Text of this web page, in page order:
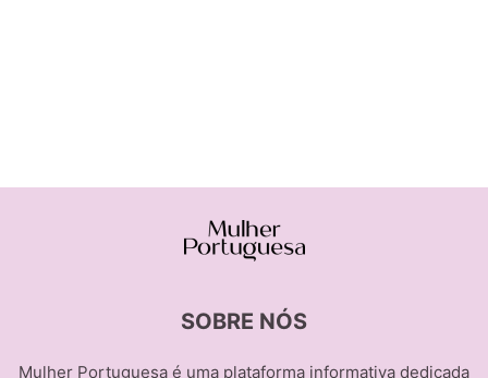
SOBRE NÓS
Mulher Portuguesa é uma plataforma informativa dedicada